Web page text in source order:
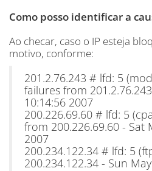
Como posso identificar a
Ao checar, caso o IP esteja
motivo, conforme:
201.2.76.243 # lfd: 5
failures from
10:14:56 2007
200.226.69.60 # lfd: 5
from 200.226.69.60 - Sat
2007
200.234.122.34 # lfd: 5
200.234.122.34 - Sun